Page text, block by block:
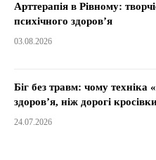
Арттерапія в Рівному:
психічного здоров’я
03.08.2026
Біг без травм: чому
здоров’я, ніж дорогі
24.07.2026